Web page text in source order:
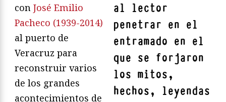
al lector
penetrar en el
entramado en el
que se forjaron
los mitos,
hechos, leyendas
con José Emilio
Pacheco (1939-2014)
al puerto de
Veracruz para
reconstruir varios
de los grandes
acontecimientos de